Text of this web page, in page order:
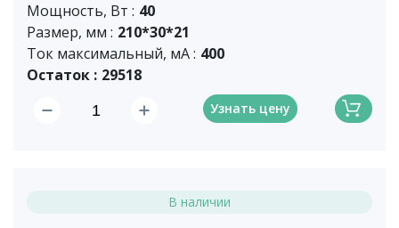
Мощность, Вт : 40
Размер, мм : 210*30*21
Ток максимальный, мА : 400
Остаток : 29518
Узнать цену
В наличии